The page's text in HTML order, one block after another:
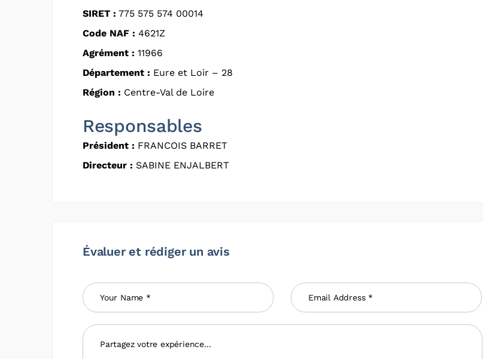
SIRET : 775 575 574 00014
Code NAF : 4621Z
Agrément : 11966
Département : Eure et Loir – 28
Région : Centre-Val de Loire
Responsables
Président : FRANCOIS BARRET
Directeur : SABINE ENJALBERT
Évaluer et rédiger un avis